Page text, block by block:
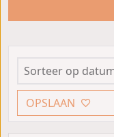
OPSLAAN